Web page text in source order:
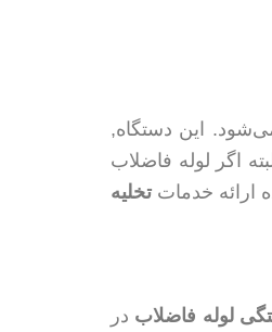
این دستگاه,
اگر لوله فاضلاب
ارائه خدمات تخلیه
لوله فاضلاب در